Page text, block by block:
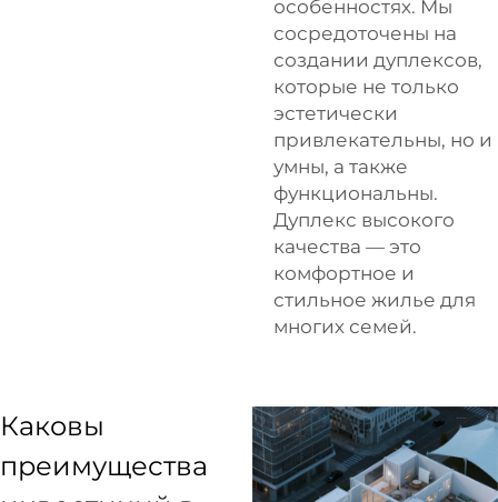
особенностях. Мы
сосредоточены на
создании дуплексов,
которые не только
эстетически
привлекательны, но и
умны, а также
функциональны.
Дуплекс высокого
качества — это
комфортное и
стильное жилье для
многих семей.
Каковы
преимущества